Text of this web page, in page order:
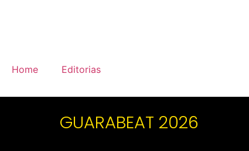
Home Editorias
GUARABEAT 2026